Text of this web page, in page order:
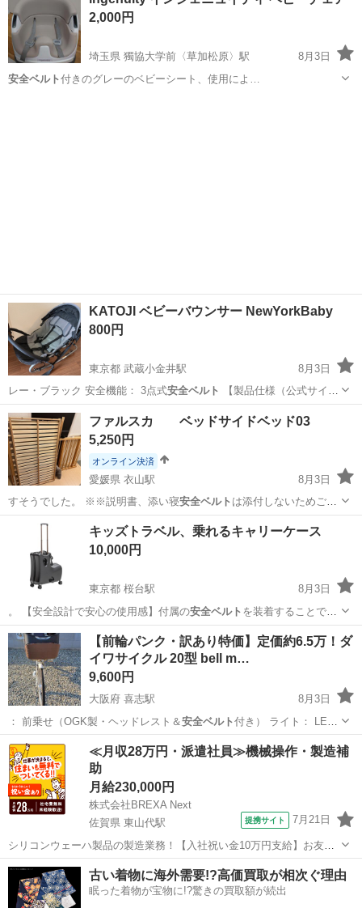
2,000円
埼玉県 獨協大学前〈草加松原〉駅
8月3日
安全ベルト付きのグレーのベビーシート、使用によ…
KATOJI ベビーバウンサー NewYorkBaby
800円
東京都 武蔵小金井駅
8月3日
レー・ブラック 安全機能： 3点式安全ベルト
より引用…
東京 小金井市 ベビー用品
5,250円
オンライン決済
愛媛県 衣山駅
8月3日
すそうでした。 ※※説明書、添い寝安全ベルト は添付しないためご了
承ください。 …
衣山駅 ベビー用品
キッズトラベル、乗れるキャリーケース
10,000円
東京都 桜台駅
8月3日
。 【安全設計で安心の使用感】付属の安全ベルト を装着することで、
乗っている子供の体…
東京 練馬区 桜台駅 子供用品 キャリー
【前輪パンク・訳あり特価】定価約6.5万！ダ
イワサイクル 20型 bell m…
9,600円
大阪府 喜志駅
8月3日
： 前乗せ（OGK製・ヘッドレスト＆安全ベルト付き） ライト： LED
オートライ…
大阪 羽曳野市 喜志駅 自転車
≪月収28万円・派遣社員≫機械操作・製造補
助
月給230,000円
株式会社BREXA Next
佐賀県 東山代駅
提携サイト 7月21日
シリコンウェーハ製品の製造業務！【入社祝い金10万円支給】お友達
やカップルとの応募OK◎年間休日129日＆休出なしでプライベート充
実♪業務はクリーンルームで快適作業◎自社正社員登用制度あり★1食
300円～の格安食堂あり！《佐...
佐賀 伊万里市 東山代駅 その他
古い着物に海外需要!?高価買取が相次ぐ理由
眠った着物が宝物に!?驚きの買取額が続出